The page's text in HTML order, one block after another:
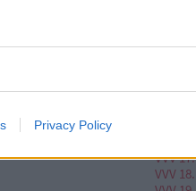
Privacy Policy
VVV 10.
VVV 13.
VVV 17.
VVV 18.